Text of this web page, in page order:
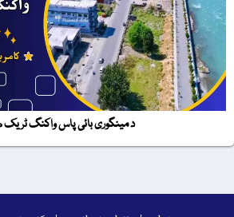
د مینگوری بائی پاس واکنگ